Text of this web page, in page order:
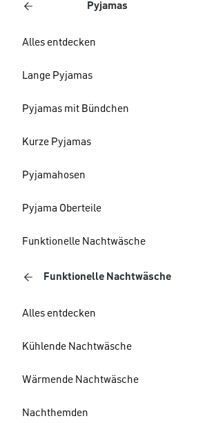
Pyjamas
Alles entdecken
Lange Pyjamas
Pyjamas mit Bündchen
Kurze Pyjamas
Pyjamahosen
Pyjama Oberteile
Funktionelle Nachtwäsche
Funktionelle Nachtwäsche
Alles entdecken
Kühlende Nachtwäsche
Wärmende Nachtwäsche
Nachthemden